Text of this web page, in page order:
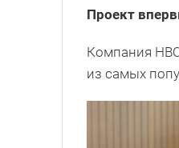
Проект
Компания
из самых